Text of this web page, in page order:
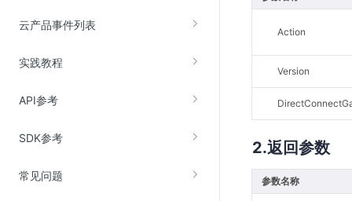
云产品事件列表
实践教程
API参考
SDK参考
常见问题
边缘节点计算
金山云云防火墙
云堡垒机
Action
Version
返回参数
参数名称